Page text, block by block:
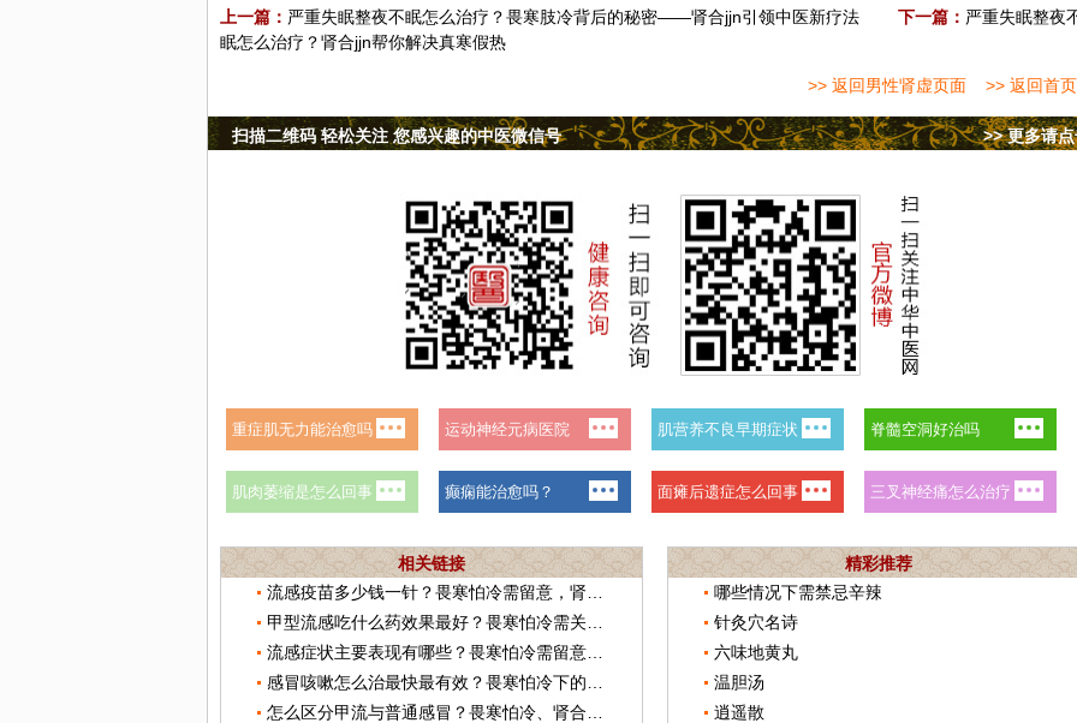
上一篇： 严重失眠整夜不眠怎么治疗？畏寒肢冷背后的秘密——肾合jjn引领中医新疗法 下一篇： 严重失眠整夜
眠怎么治疗？肾合jjn帮你解决真寒假热
>> 返回男性肾虚页面 >> 返回首页
>> 更多请
扫描二维码 轻松关注 您感兴趣的中医微信号
相关链接
精彩推荐
哪些情况下需禁忌辛辣
针灸穴名诗
六味地黄丸
温胆汤
逍遥散